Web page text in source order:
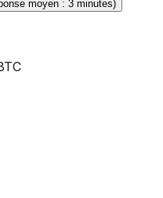
moyen : 3 minutes)